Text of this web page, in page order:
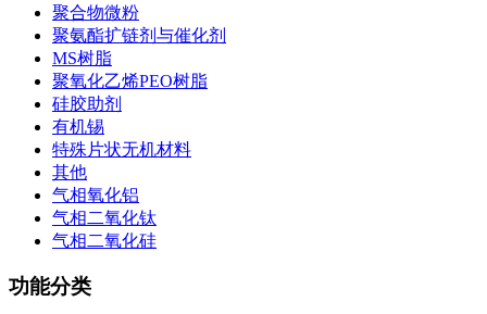
聚合物微粉
聚氨酯扩链剂与催化剂
MS树脂
聚氧化乙烯PEO树脂
硅胶助剂
有机锡
特殊片状无机材料
其他
气相氧化铝
气相二氧化钛
气相二氧化硅
功能分类